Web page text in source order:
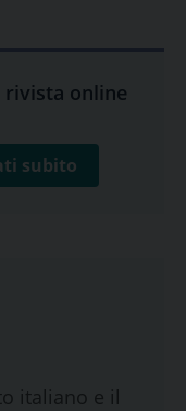
rivista online
subito
italiano e il